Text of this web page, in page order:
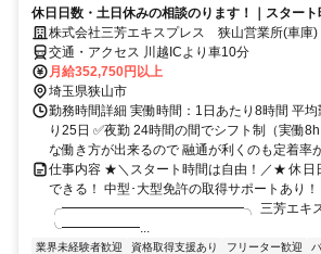
休日日数・土日休みの相談のります！｜スタート
株式会社三芳エキスプレス 狭山営業所(車庫)
交通・アクセス 川越ICより車10分
月給352,750円以上
埼玉県狭山市
勤務時間詳細 実働時間：1日あたり8時間 平
り25日 ✅夜勤 24時間の間でシフト制（実働
な働き方が出来るので 融通が利くのも定着率
仕事内容 ★＼スタート時間は自由！／★ 休日
できる！ 中型･大型免許の取得サポートあり！
╭━━━━━━━━━━━━━━╮ 三芳エキスプ
╰━━━━━━...
業界未経験者歓迎 資格取得支援あり フリーター歓迎